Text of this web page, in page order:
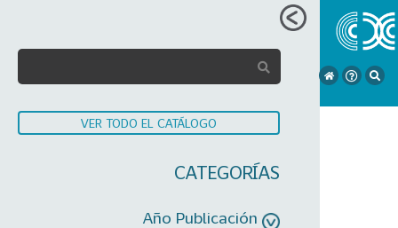
VER TODO EL CATÁLOGO
CATEGORÍAS
Año Publicación